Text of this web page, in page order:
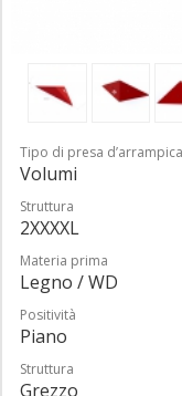
Tipo di presa
Volumi
Struttura
2XXXXL
Materia prima
Legno / WD
Positività
Piano
Struttura
Grezzo